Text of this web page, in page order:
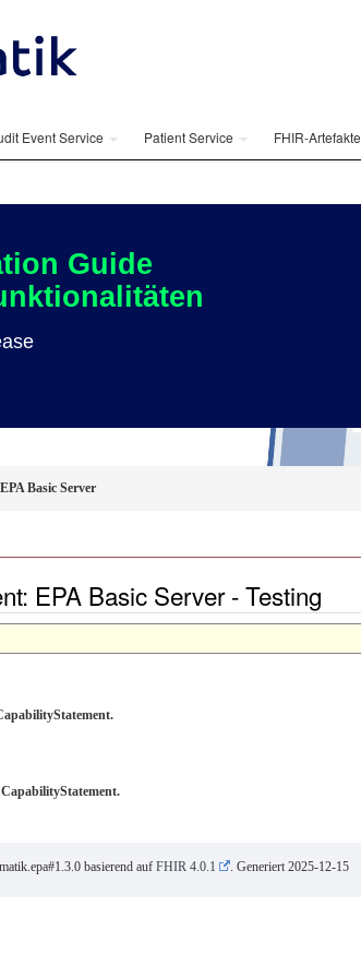
Event Service Patient Service FHIR-Artefakte
Guide
EPA Basic Server
EPA Basic Server - Testing
basierend auf FHIR 4.0.1 . Generiert 2025-12-15